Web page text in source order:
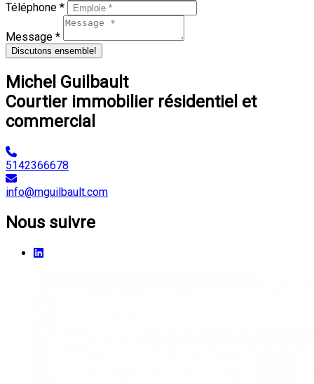
Téléphone *
Message *
Discutons ensemble!
Michel Guilbault
Courtier immobilier résidentiel et
commercial
5142366678
info@mguilbault.com
Nous suivre